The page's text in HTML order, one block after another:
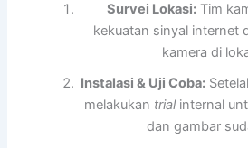
Survei Lokasi:Tim
kekuatan sinyal internet
kamera di
Instalasi & Uji Coba:
melakukan trialinternal
dan gambar